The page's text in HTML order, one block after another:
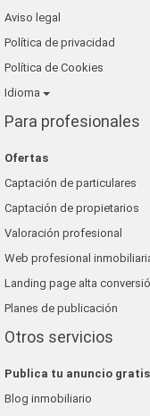
Aviso legal
Política de privacidad
Política de Cookies
Idioma
Para profesionales
Ofertas
Captación de particulares
Captación de propietarios
Valoración profesional
Web profesional
Landing page alta
Planes de publicación
Otros servicios
Publica tu anuncio gratis
Blog inmobiliario